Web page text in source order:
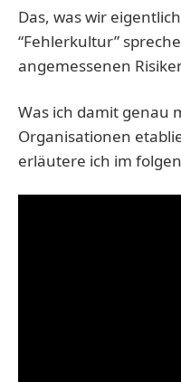
Das, was wir
“Fehlerkultur”
angemessenen
Was ich damit genau
Organisationen
erläutere ich im